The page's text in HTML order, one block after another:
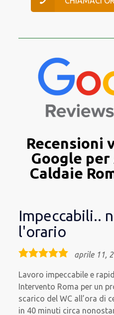
Recensioni
Google
Caldaie
Impeccabili..
l'orario
5,0
aprile 11,
Lavoro impeccabile e
Intervento Roma per un
scarico del WC all’ora di
in 40 minuti circa